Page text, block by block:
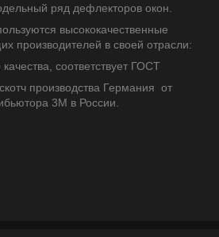
ряд дефлекторов окон.
высококачественные
производителей в своей отрасли:
соответствует ГОСТ
производства Германия от
3М в России.